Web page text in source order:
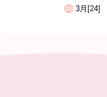
3月[24]